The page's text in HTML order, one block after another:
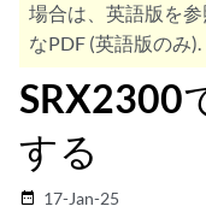
場合は、英語版を
なPDF (英語版のみ).
SRX2300
する
date_range 17-Jan-25